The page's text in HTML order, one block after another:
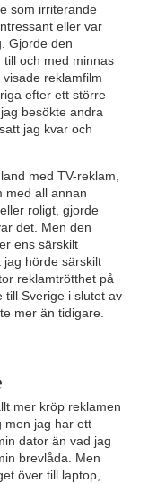
som irriterande
eller var
Gjorde den
och med minnas
reklamfilm
efter ett större
besökte andra
jag kvar och
med TV-reklam,
med all annan
roligt, gjorde
det. Men den
ens särskilt
jag hörde särskilt
reklamtrötthet på
till Sverige i slutet av
mer än tidigare.
mer kröp reklamen
men jag har ett
dator än vad jag
brevlåda. Men
över till laptop,